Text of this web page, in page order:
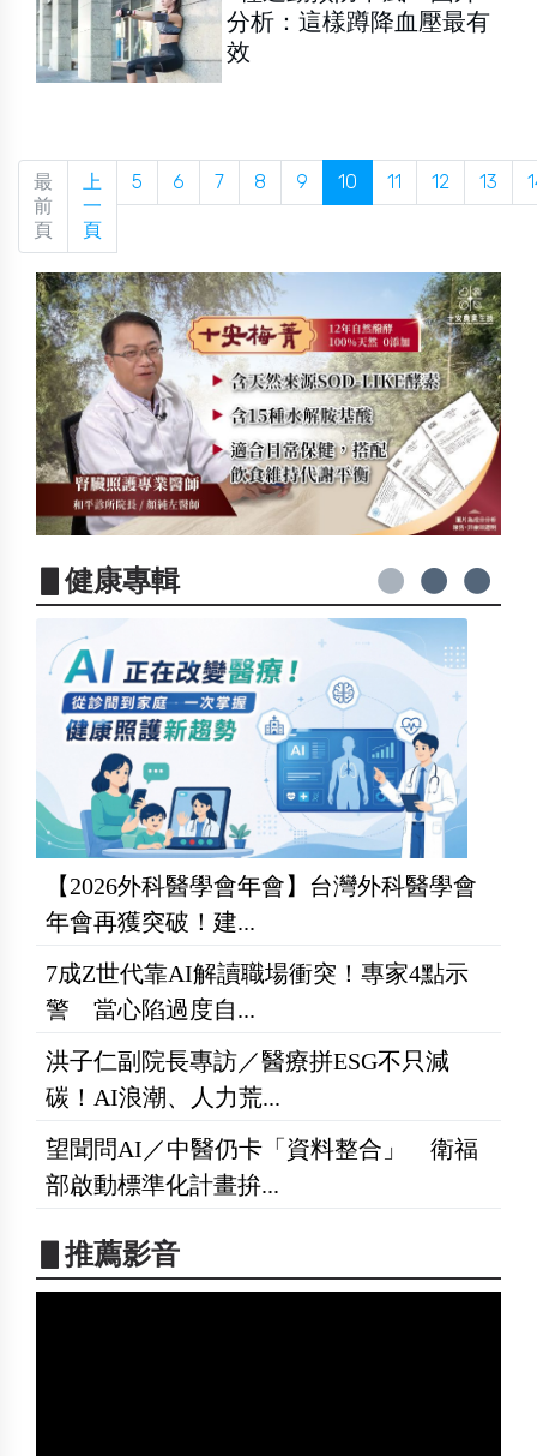
分析：這樣蹲降血壓最有
效
最
前
頁
上
一
頁
5 6 7 8 9 10 11 12 13
▋健康專輯
【2026外科醫學會年會】台灣外科醫學會
年會再獲突破！建...
7成Z世代靠AI解讀職場衝突！專家4點示
警 當心陷過度自...
洪子仁副院長專訪／醫療拼ESG不只減
碳！AI浪潮、人力荒...
望聞問AI／中醫仍卡「資料整合」 衛福
部啟動標準化計畫拚...
▋推薦影音